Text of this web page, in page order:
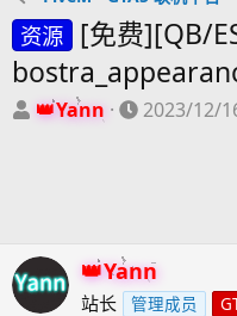
资源 [免费][QB/
主Yann
开
2023/12/
Yann
站长 管理成员